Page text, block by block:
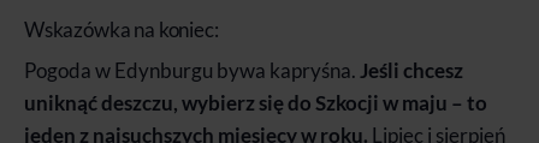
Wskazówka na koniec:
Pogoda w Edynburgu bywa kapryśna. Jeśli chcesz
uniknąć deszczu, wybierz się do Szkocji w maju – to
jeden z najsuchszych miesięcy w roku. Lipiec i sierpień